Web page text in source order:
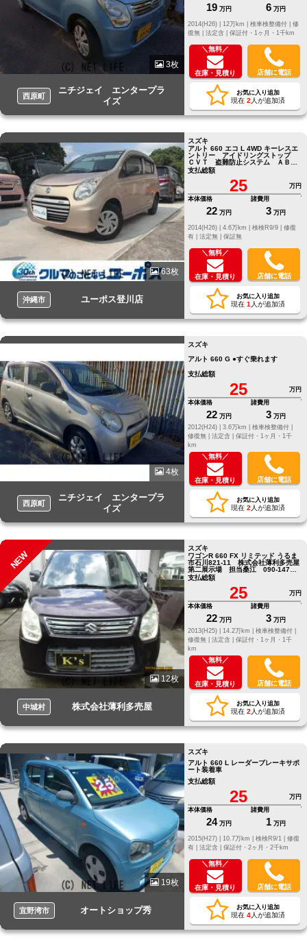
3枚
西原町
ニチジェイ エンタープラ
イズ
19 万円 6 万円
修
復無 | 法定含 | 保証付・1ヶ月・1千km
＼無料／
在庫・見積り 店舗に電話
お気に入り追加
現在 2 人が追加済
63枚
沖縄市 ユーポス登川店
スズキ
アルト 660 エコ L 4WD キーレスエ
ントリー アイドリングストップ
ＣＶＴ 盗難防止システム ＡＢ
Ｓ ＣＤ 衝突安全ボディ
支払総額
25
万円
本体価格
22 万円
諸費用
3 万円
修復
有 | 法定無 | 保証無
＼無料／
在庫・見積り 店舗に電話
お気に入り追加
現在 1 人が追加済
4枚
西原町
ニチジェイ エンタープラ
イズ
スズキ
アルト 660 G ●すぐ乗れます
支払総額
25
万円
本体価格
22 万円
諸費用
3 万円
2012(H24) |
3.6万km |
検車検整備付 |
修復無 | 法定含 | 保証付・1ヶ月・1千
km
＼無料／
在庫・見積り 店舗に電話
お気に入り追加
現在 2 人が追加済
NEW
12枚
中城村 株式会社薄利多売屋
スズキ
ワゴンR 660 FX リミテッド うるま
市石川821-11 株式会社薄利多売屋
第二展示場 担当桑江 090-1472
－0119迄
支払総額
25
万円
本体価格
22 万円
諸費用
3 万円
2013(H25) |
14.2万km |
検車検整備付 |
修復無 | 法定含 | 保証付・1ヶ月・1千
km
＼無料／
在庫・見積り 店舗に電話
お気に入り追加
現在 2 人が追加済
19枚
宜野湾市 オートショップ秀
スズキ
アルト 660 L レーダーブレーキサポ
ート装着車
支払総額
25
万円
本体価格
24 万円
諸費用
1 万円
修復
有 | 法定含 | 保証付・2ヶ月・2千km
＼無料／
在庫・見積り 店舗に電話
お気に入り追加
現在 4人が追加済